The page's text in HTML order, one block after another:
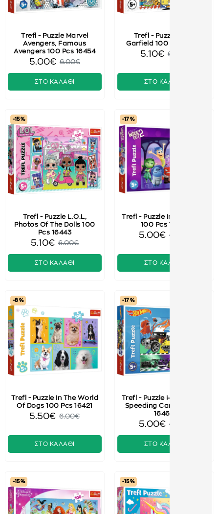
Trefl - Puzzle Marvel
Avengers, Famous
Avengers 100 Pcs 16454
5.00€ 6.00€
ΣΤΟ ΚΑΛΑΘΙ
Trefl - Puzzle Lazy
Garfield 100 Pcs 16521
5.10€ 6.00€
ΣΤΟ ΚΑΛΑΘΙ
-15 %
Trefl - Puzzle L.O.L,
Photos Of The Dolls 100
Pcs 16443
5.10€ 6.00€
ΣΤΟ ΚΑΛΑΘΙ
-17 %
Trefl - Puzzle Inside Out 2
100 Pcs 16477
5.00€ 6.00€
ΣΤΟ ΚΑΛΑΘΙ
-8 %
Trefl - Puzzle In The World
Of Dogs 100 Pcs 16421
5.50€ 6.00€
ΣΤΟ ΚΑΛΑΘΙ
-17 %
Trefl - Puzzle Hot Wheels,
Speeding Cars 100 Pcs
16466
5.00€ 6.00€
ΣΤΟ ΚΑΛΑΘΙ
-15 % -15 %